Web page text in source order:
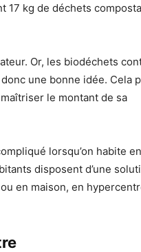
17 kg de déchets
Or, les biodéchets
donc une bonne idée. Cela
le montant de sa
lorsqu’on habite
disposent d’une
en maison, en